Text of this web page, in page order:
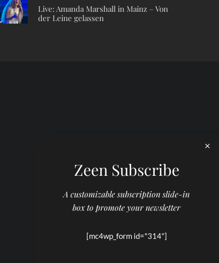
Live: Amanda Marshall in Mainz – Von
der Leine gelassen
Zeen Subscribe
A customizable subscription slide-in
box to promote your newsletter
[mc4wp_form id="314"]